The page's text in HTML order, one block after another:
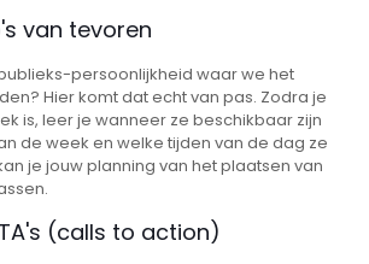
van tevoren
persoonlijkheid waar we het
Hier komt dat echt van pas. Zodra je
is, leer je wanneer ze beschikbaar zijn
de week en welke tijden van de dag ze
je jouw planning van het plaatsen van
(calls to action)